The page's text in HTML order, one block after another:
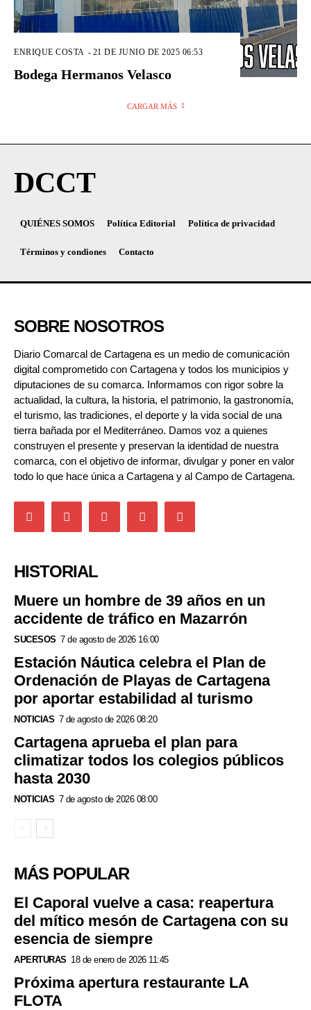
ENRIQUE COSTA - 21 DE JUNIO DE 2025 06:53
Bodega Hermanos Velasco
CARGAR MÁS
DCCT
QUIÉNES SOMOS Política Editorial Política de privacidad
Términos y condiones Contacto
SOBRE NOSOTROS
Diario Comarcal de Cartagena es un medio de comunicación
digital comprometido con Cartagena y todos los municipios y
diputaciones de su comarca. Informamos con rigor sobre la
actualidad, la cultura, la historia, el patrimonio, la gastronomía,
el turismo, las tradiciones, el deporte y la vida social de una
tierra bañada por el Mediterráneo. Damos voz a quienes
construyen el presente y preservan la identidad de nuestra
comarca, con el objetivo de informar, divulgar y poner en valor
todo lo que hace única a Cartagena y al Campo de Cartagena.
HISTORIAL
Muere un hombre de 39 años en un
accidente de tráfico en Mazarrón
SUCESOS 7 de agosto de 2026 16:00
Estación Náutica celebra el Plan de
Ordenación de Playas de Cartagena
por aportar estabilidad al turismo
NOTICIAS 7 de agosto de 2026 08:20
Cartagena aprueba el plan para
climatizar todos los colegios públicos
hasta 2030
NOTICIAS 7 de agosto de 2026 08:00
MÁS POPULAR
El Caporal vuelve a casa: reapertura
del mítico mesón de Cartagena con su
esencia de siempre
APERTURAS 18 de enero de 2026 11:45
Próxima apertura restaurante LA
FLOTA